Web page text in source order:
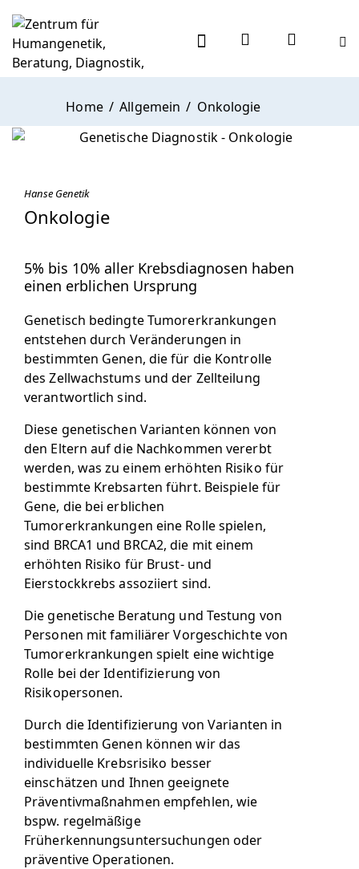
Home Allgemein Onkologie
Hanse Genetik
Onkologie
5% bis 10% aller Krebsdiagnosen haben
einen erblichen Ursprung
Genetisch bedingte Tumorerkrankungen
entstehen durch Veränderungen in
bestimmten Genen, die für die Kontrolle
des Zellwachstums und der Zellteilung
verantwortlich sind.
Diese genetischen Varianten können von
den Eltern auf die Nachkommen vererbt
werden, was zu einem erhöhten Risiko für
bestimmte Krebsarten führt. Beispiele für
Gene, die bei erblichen
Tumorerkrankungen eine Rolle spielen,
sind BRCA1 und BRCA2, die mit einem
erhöhten Risiko für Brust- und
Eierstockkrebs assoziiert sind.
Die genetische Beratung und Testung von
Personen mit familiärer Vorgeschichte von
Tumorerkrankungen spielt eine wichtige
Rolle bei der Identifizierung von
Risikopersonen.
Durch die Identifizierung von Varianten in
bestimmten Genen können wir das
individuelle Krebsrisiko besser
einschätzen und Ihnen geeignete
Präventivmaßnahmen empfehlen, wie
bspw. regelmäßige
Früherkennungsuntersuchungen oder
präventive Operationen.